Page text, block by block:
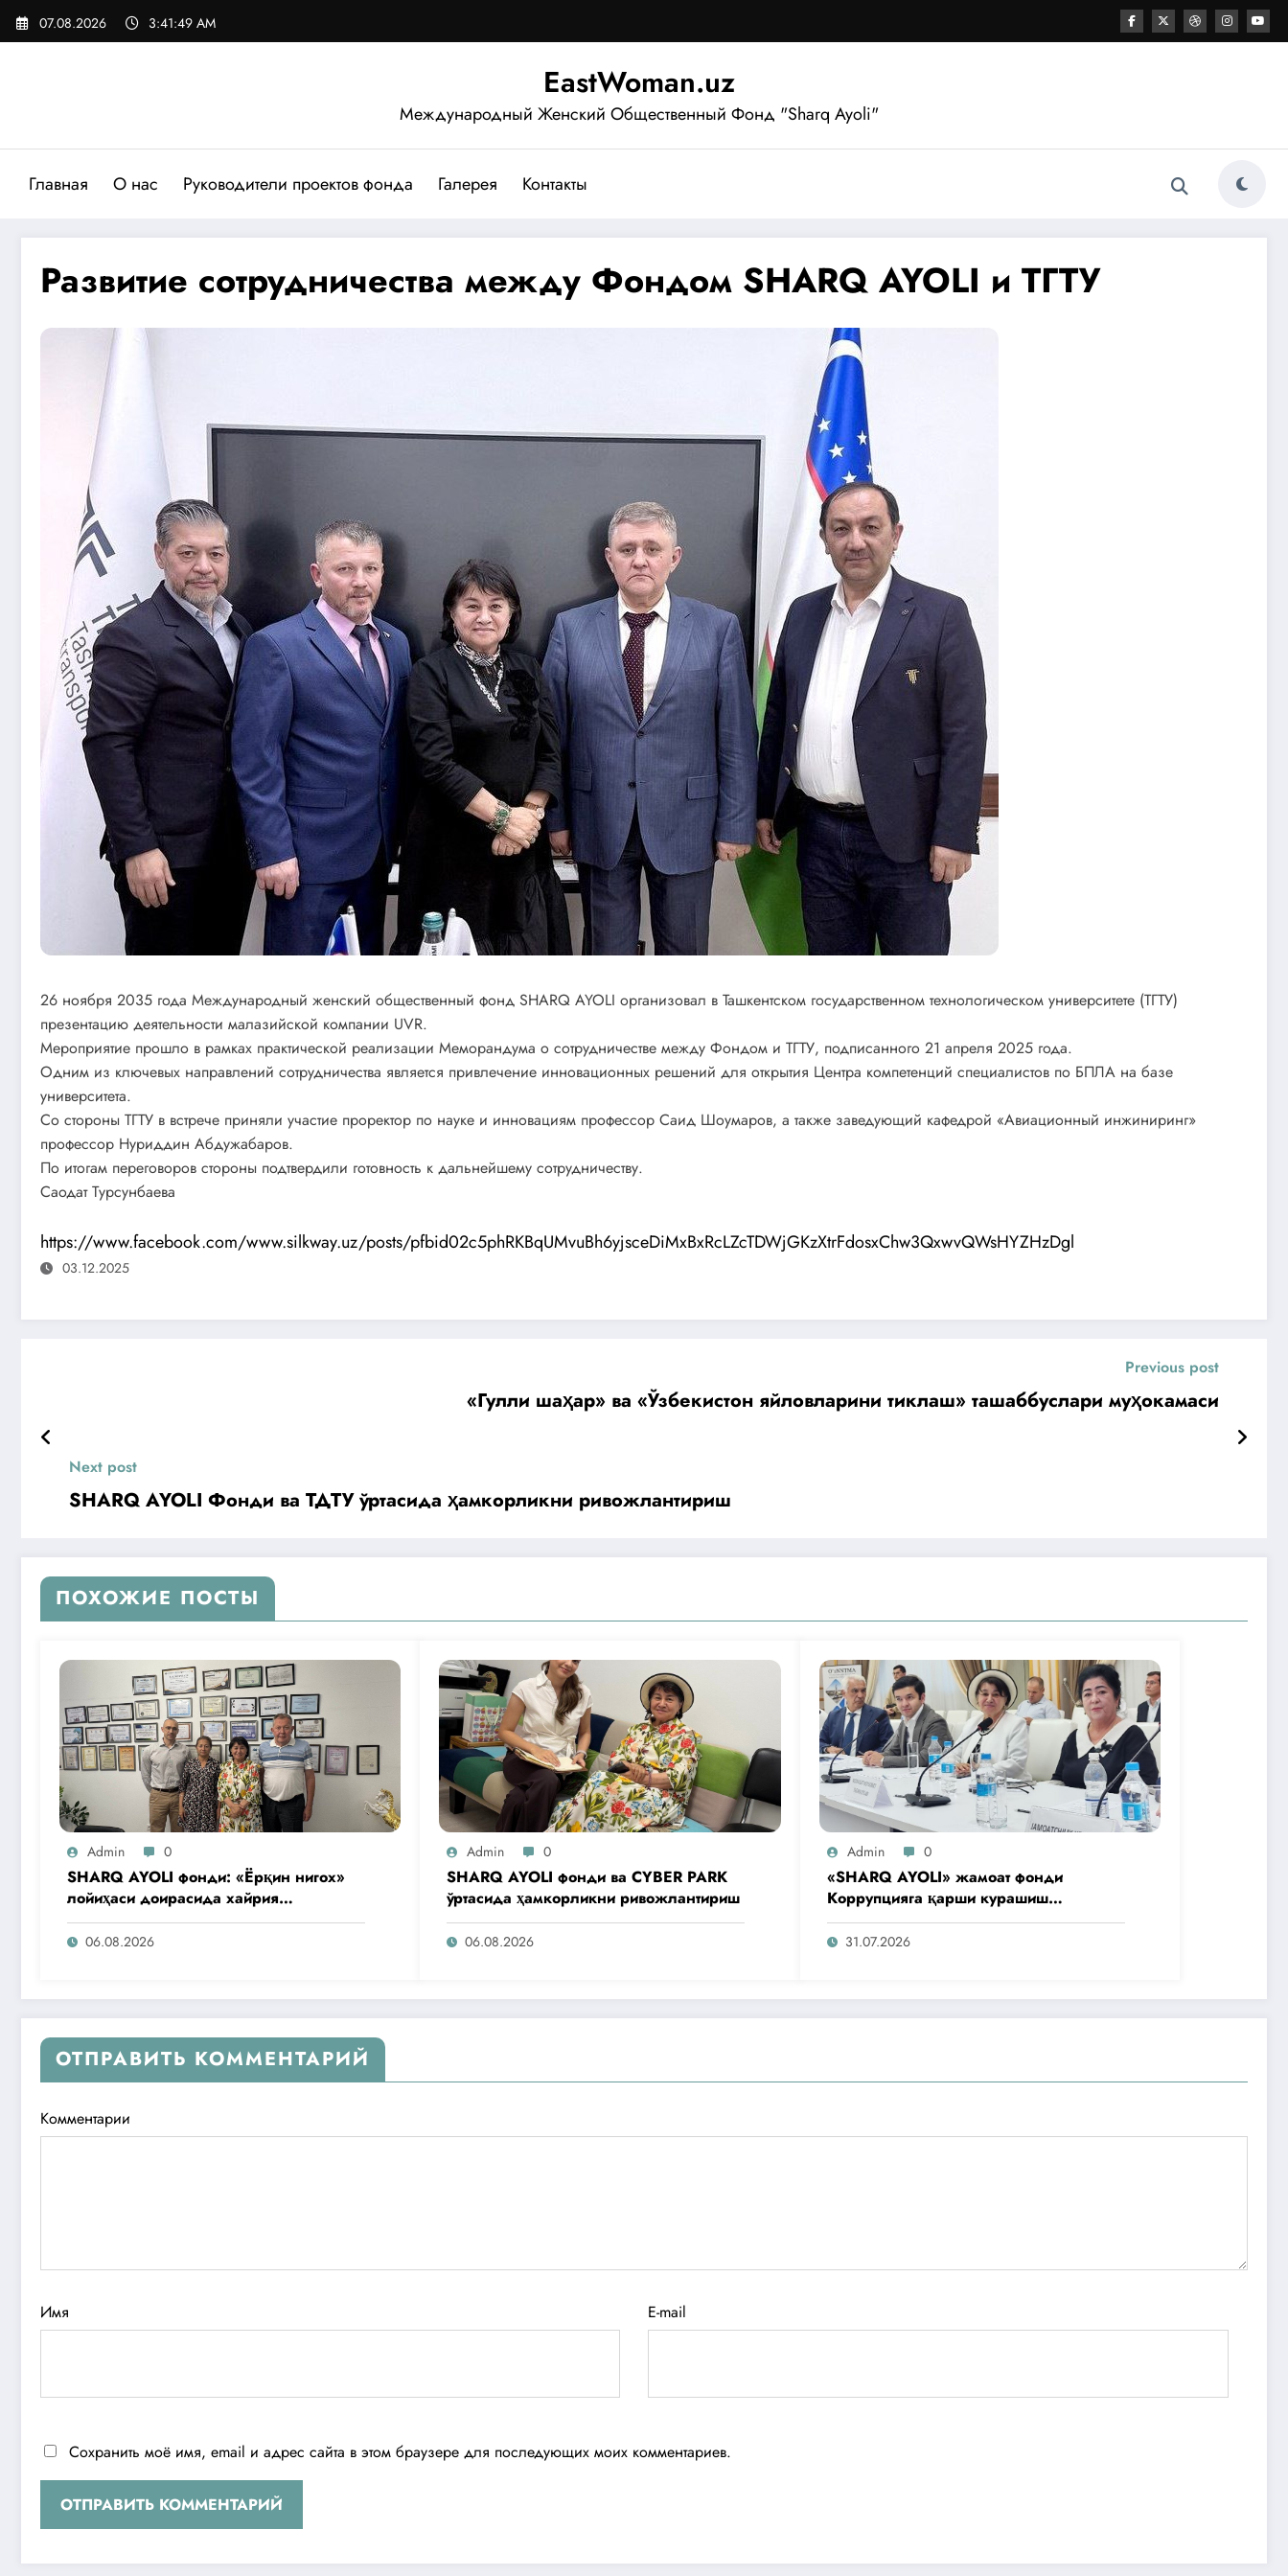
Перейти
07.08.2026 3:41:50 AM
EastWoman.uz
Международный Женский Общественный Фонд "Sharq Ayoli"
Главная О нас Руководители проектов фонда Галерея Контакты
Развитие сотрудничества между Фондом SHARQ AYOLI и ТГТУ
26 ноября 2035 года Международный женский общественный фонд SHARQ AYOLI организовал в Ташкентском государственном технологическом университете (ТГТУ)
презентацию деятельности малазийской компании UVR.
Мероприятие прошло в рамках практической реализации Меморандума о сотрудничестве между Фондом и ТГТУ, подписанного 21 апреля 2025 года.
Одним из ключевых направлений сотрудничества является привлечение инновационных решений для открытия Центра компетенций специалистов по БПЛА на базе
университета.
Со стороны ТГТУ в встрече приняли участие проректор по науке и инновациям профессор Саид Шоумаров, а также заведующий кафедрой «Авиационный инжиниринг»
профессор Нуриддин Абдужабаров.
По итогам переговоров стороны подтвердили готовность к дальнейшему сотрудничеству.
Саодат Турсунбаева
https://www.facebook.com/www.silkway.uz/posts/pfbid02c5phRKBqUMvuBh6yjsceDiMxBxRcLZcTDWjGKzXtrFdosxChw3QxwvQWsHYZHzDgl
03.12.2025
Previous post
«Гулли шаҳар» ва «Ўзбекистон яйловларини тиклаш» ташаббуслари муҳокамаси
Next post
SHARQ AYOLI Фонди ва ТДТУ ўртасида ҳамкорликни ривожлантириш
ПОХОЖИЕ ПОСТЫ
Admin 0
SHARQ AYOLI фонди: «Ёрқин нигох»
лойиҳаси доирасида хайрия
операциялари ўтказилади
06.08.2026
Admin 0
SHARQ AYOLI фонди ва CYBER PARK
ўртасида ҳамкорликни ривожлантириш
06.08.2026
Admin 0
«SHARQ AYOLI» жамоат фонди
Коррупцияга қарши курашиш
агентлигидаги жамоат эшитувида
ташаббусларини тақдим этди
31.07.2026
ОТПРАВИТЬ КОММЕНТАРИЙ
Комментарии
Имя E-mail
Сохранить моё имя, email и адрес сайта в этом браузере для последующих моих комментариев.